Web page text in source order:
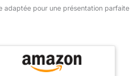
mais aussi des crèmes
caramel, des soufflés et
desserts – même un
repas pour une personne
devient une expérience
adaptée pour une présentation parfaite